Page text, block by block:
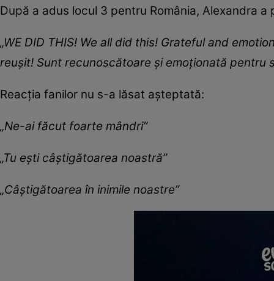
După a adus locul 3 pentru România, Alexandra
„WE DID THIS! We all did this! Grateful and
reușit! Sunt recunoscătoare și emoționată pentru
Reacția fanilor nu s-a lăsat așteptată:
„Ne-ai făcut foarte mândri”
„Tu ești câștigătoarea noastră”
„Câștigătoarea în inimile noastre”